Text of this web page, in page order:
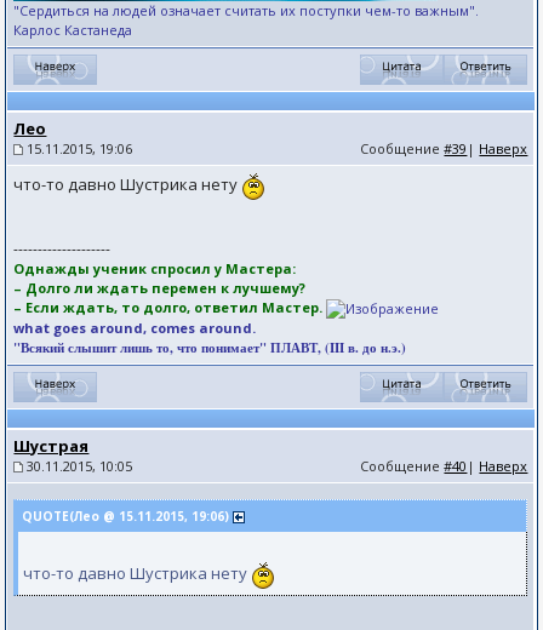
"Сердиться на людей означает считать их поступки чем-то важным".
Карлос Кастанеда
Лео
15.11.2015, 19:06 Сообщение#39 | Наверх
что-то давно Шустрика нету
--------------------
Однажды ученик спросил у Мастера:
– Долго ли ждать перемен к лучшему?
– Если ждать, то долго, ответил Мастер.
what goes around, comes around.
"Всякий слышит лишь то, что понимает" ПЛАВТ, (III в. до н.э.)
Шустрая
30.11.2015, 10:05 Сообщение#40 | Наверх
QUOTE(Лео @ 15.11.2015, 19:06)
что-то давно Шустрика нету